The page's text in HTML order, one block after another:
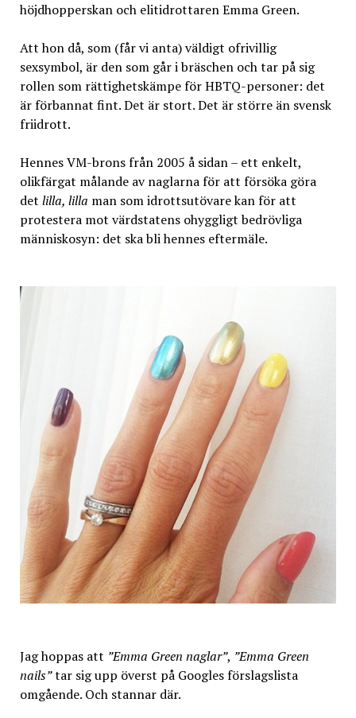
höjdhopperskan och elitidrottaren Emma Green.
Att hon då, som (får vi anta) väldigt ofrivillig
sexsymbol, är den som går i bräschen och tar på sig
rollen som rättighetskämpe för HBTQ-personer: det
är förbannat fint. Det är stort. Det är större än svensk
friidrott.
Hennes VM-brons från 2005 å sidan – ett enkelt,
olikfärgat målande av naglarna för att försöka göra
det lilla, lilla man som idrottsutövare kan för att
protestera mot värdstatens ohyggligt bedrövliga
människosyn: det ska bli hennes eftermäle.
Jag hoppas att ”Emma Green naglar”, ”Emma Green
nails”tar sig upp överst på Googles förslagslista
omgående. Och stannar där.